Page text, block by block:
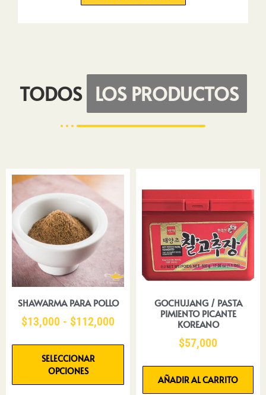
TODOS LOS PRODUCTOS
SHAWARMA PARA POLLO
$13,000 - $112,000
SELECCIONAR
OPCIONES
GOCHUJANG / PASTA
PIMIENTO PICANTE
KOREANO
$57,000
AÑADIR AL CARRITO